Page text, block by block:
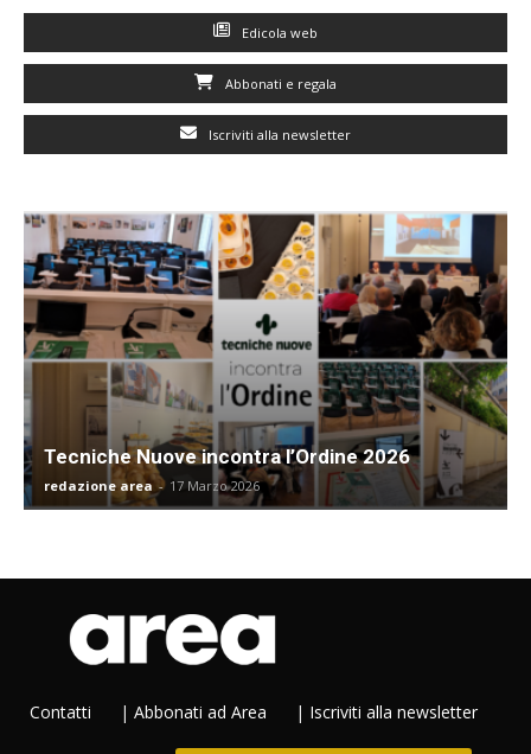
Edicola web
Abbonati e regala
Iscriviti alla newsletter
Tecniche Nuove incontra l’Ordine 2026
redazione area - 17 Marzo 2026
Contatti | Abbonati ad Area | Iscriviti alla newsletter